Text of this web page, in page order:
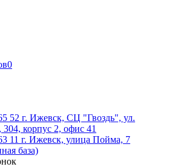
0
52 г. Ижевск, СЦ "Гвоздь", ул.
304, корпус 2, офис 41
11 г. Ижевск, улица Пойма, 7
база)